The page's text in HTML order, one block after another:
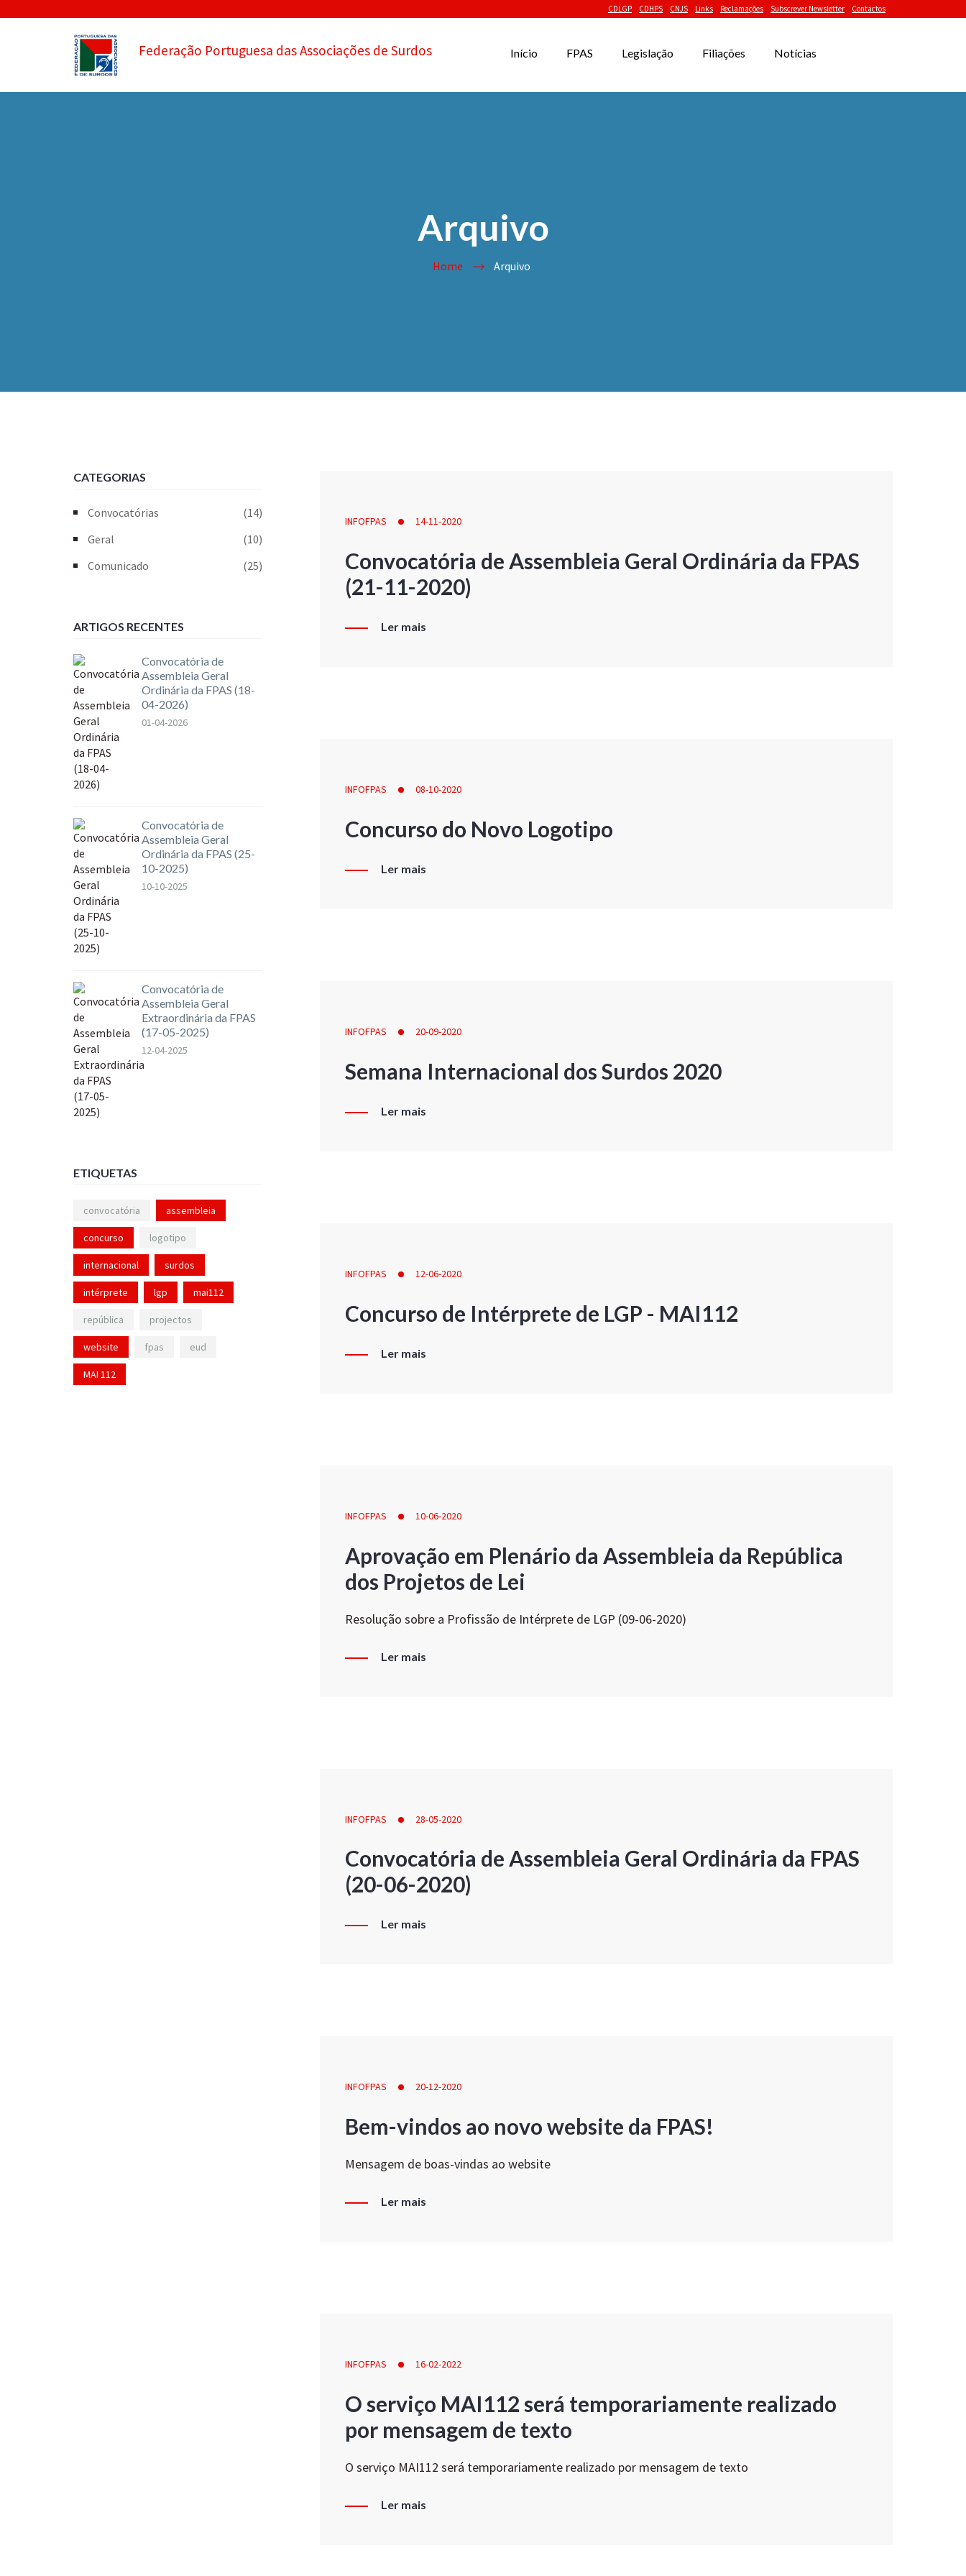
CDLGP CDHPS CNJS Links Reclamações Subscrever Newsletter Contactos
Federação Portuguesa das Associações de Surdos Início FPAS Legislação Filiações Notícias
Arquivo
Home Arquivo
INFOFPAS 14-11-2020
Convocatória de Assembleia Geral Ordinária da FPAS
(21-11-2020)
Ler mais
INFOFPAS 08-10-2020
Concurso do Novo Logotipo
Ler mais
INFOFPAS 20-09-2020
Semana Internacional dos Surdos 2020
Ler mais
INFOFPAS 12-06-2020
Concurso de Intérprete de LGP - MAI112
Ler mais
INFOFPAS 10-06-2020
Aprovação em Plenário da Assembleia da República
dos Projetos de Lei
Resolução sobre a Profissão de Intérprete de LGP (09-06-2020)
Ler mais
INFOFPAS 28-05-2020
Convocatória de Assembleia Geral Ordinária da FPAS
(20-06-2020)
Ler mais
INFOFPAS 20-12-2020
Bem-vindos ao novo website da FPAS!
Mensagem de boas-vindas ao website
Ler mais
INFOFPAS 16-02-2022
O serviço MAI112 será temporariamente realizado
por mensagem de texto
O serviço MAI112 será temporariamente realizado por mensagem de texto
Ler mais
CATEGORIAS
Convocatórias
(14)
Geral
(10)
Comunicado
(25)
ARTIGOS RECENTES
Convocatória de
Assembleia Geral
Ordinária da FPAS (18-
04-2026)
01-04-2026
Convocatória de
Assembleia Geral
Ordinária da FPAS (25-
10-2025)
10-10-2025
Convocatória de
Assembleia Geral
Extraordinária da FPAS
(17-05-2025)
12-04-2025
ETIQUETAS
convocatória assembleia
concurso logotipo
internacional surdos
intérprete lgp mai112
república projectos
website fpas eud
MAI 112